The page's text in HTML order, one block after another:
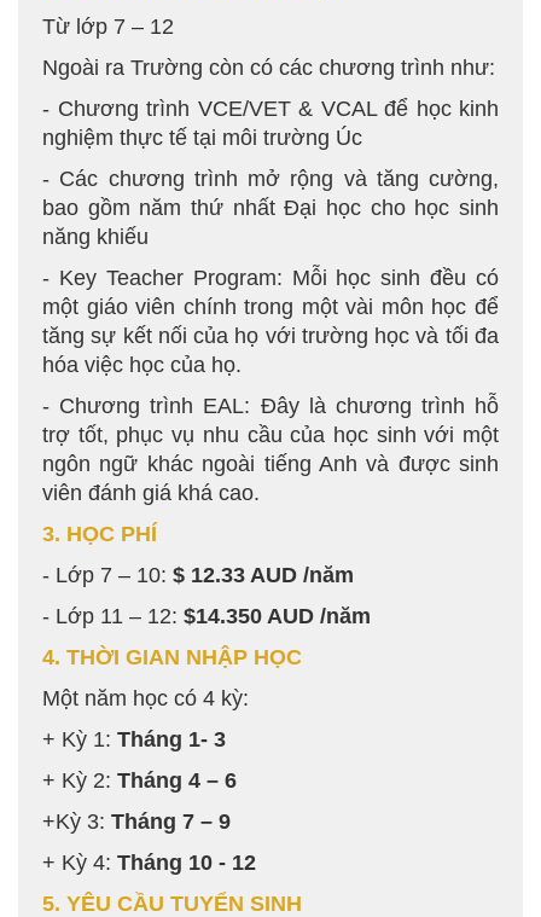
Từ lớp 7 – 12
Ngoài ra Trường còn có các chương trình như:
- Chương trình VCE/VET & VCAL để học kinh
nghiệm thực tế tại môi trường Úc
- Các chương trình mở rộng và tăng cường,
bao gồm năm thứ nhất Đại học cho học sinh
năng khiếu
- Key Teacher Program: Mỗi học sinh đều có
một giáo viên chính trong một vài môn học để
tăng sự kết nối của họ với trường học và tối đa
hóa việc học của họ.
- Chương trình EAL: Đây là chương trình hỗ
trợ tốt, phục vụ nhu cầu của học sinh với một
ngôn ngữ khác ngoài tiếng Anh và được sinh
viên đánh giá khá cao.
3. HỌC PHÍ
- Lớp 7 – 10: $ 12.33 AUD /năm
- Lớp 11 – 12: $14.350 AUD /năm
4. THỜI GIAN NHẬP HỌC
Một năm học có 4 kỳ:
+ Kỳ 1: Tháng 1- 3
+ Kỳ 2: Tháng 4 – 6
+Kỳ 3: Tháng 7 – 9
+ Kỳ 4: Tháng 10 - 12
5. YÊU CẦU TUYỂN SINH